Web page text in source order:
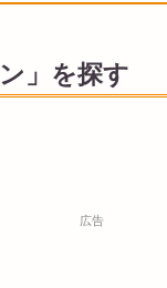
」を探す
広告